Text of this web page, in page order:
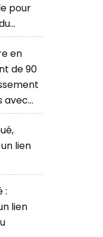
pour
en
de 90
avec…
lien
:
lien